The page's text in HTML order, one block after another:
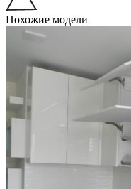
Похожие модели